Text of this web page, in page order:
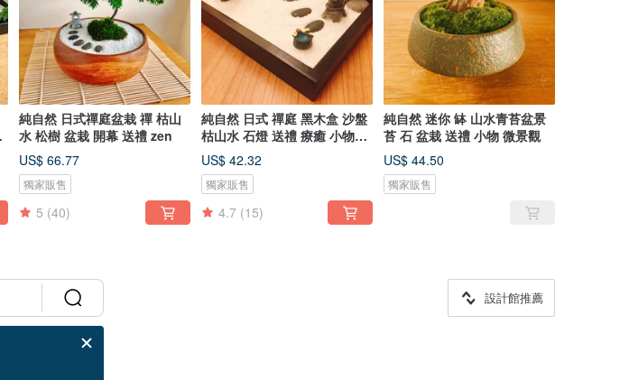
純自然 日式禪庭盆栽 禪 枯山
水 松樹 盆栽 開幕 送禮 zen
US$ 66.77
獨家販售
5 (40)
純自然 日式 禪庭 黑木盒 沙盤
枯山水 石燈 送禮 療癒 小物
zen
US$ 42.32
獨家販售
4.7 (15)
純自然 迷你 缽 山水青苔盆景
苔 石 盆栽 送禮 小物 微景觀
US$ 44.50
獨家販售
設計館推薦